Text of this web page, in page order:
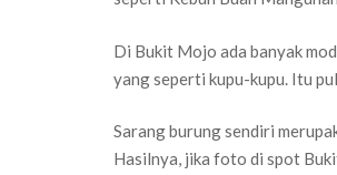
Di Bukit Mojo ada banyak
yang seperti kupu-kupu. Itu
Sarang burung sendiri
Hasilnya, jika foto di spot